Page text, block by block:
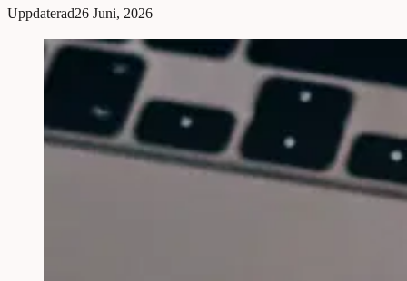
Uppdaterad26 Juni, 2026